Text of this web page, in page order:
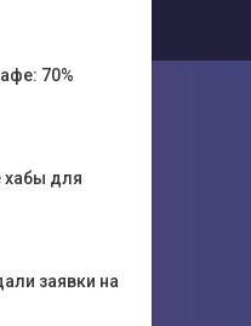
70%
хабы для
заявки на